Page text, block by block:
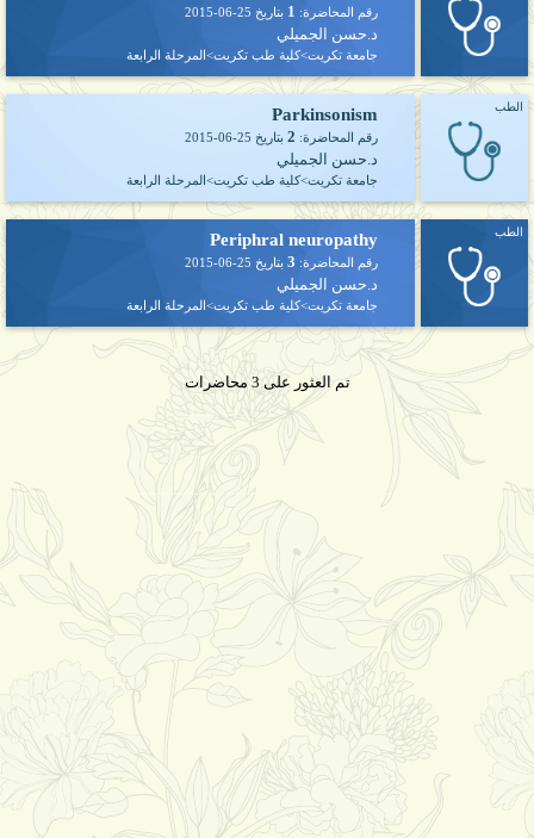
رقم المحاضرة: 1 بتاريخ 2015-06-25
د.حسن الجميلي
جامعة تكريت>كلية طب تكريت>المرحلة الرابعة
الطب Parkinsonism
رقم المحاضرة: 2بتاريخ 2015-06-25
د.حسن الجميلي
جامعة تكريت>كلية طب تكريت>المرحلة الرابعة
الطب Periphral neuropathy
رقم المحاضرة: 3بتاريخ 2015-06-25
د.حسن الجميلي
جامعة تكريت>كلية طب تكريت>المرحلة الرابعة
تم العثور على 3 محاضرات